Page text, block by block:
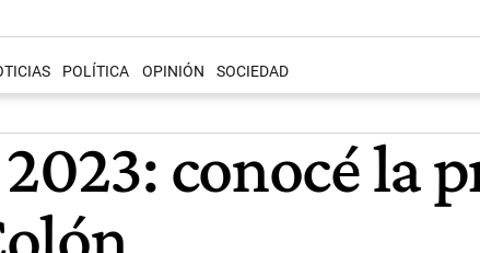
POLÍTICA OPINIÓN SOCIEDAD
conocé la